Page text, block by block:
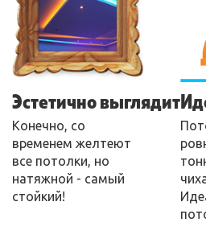
Эстетично выглядит
Конечно, со
временем желтеют
все потолки, но
натяжной - самый
стойкий!